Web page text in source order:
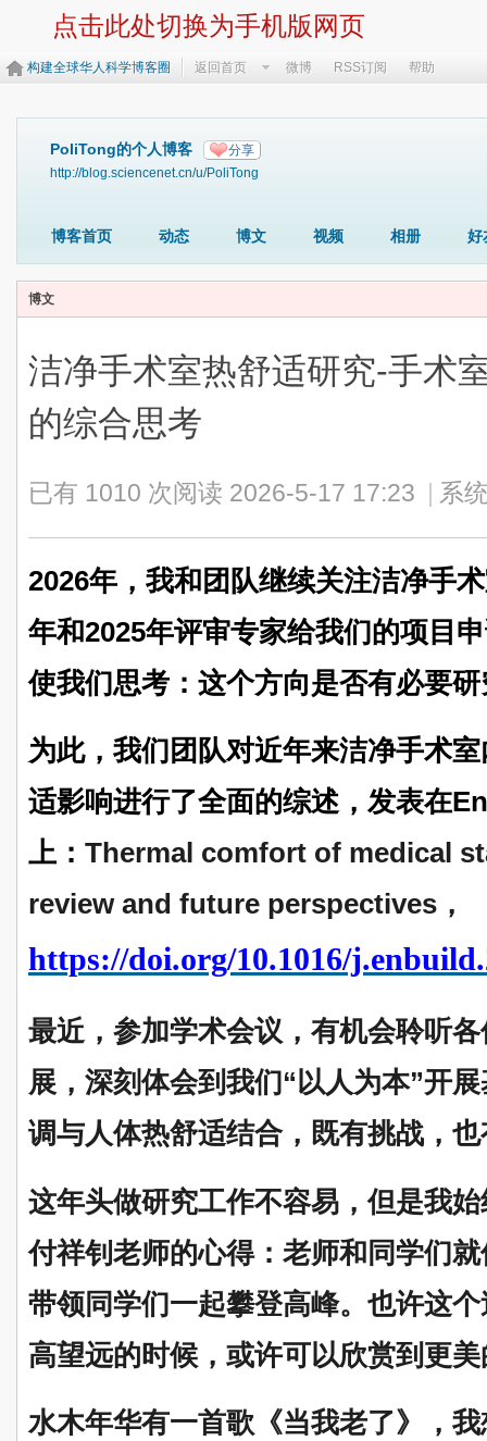
点击此处切换为手机版网页
构建全球华人科学博客圈 返回首页 微博 RSS订阅 帮助
PoliTong的个人博客 分享
http://blog.sciencenet.cn/u/PoliTong
博客首页 动态 博文 视频 相册 好
博文
洁净手术室热舒适研究-手术
的综合思考
已有 1010 次阅读 2026-5-17 17:23 系
2026年，我和团队继续关注洁净手
年和2025年评审专家给我们的项目
使我们思考：这个方向是否有必要
为此，我们团队对近年来洁净手术
适影响进行了全面的综述，发表在
上： Thermal comfort of medical
review and future perspectives，
https://doi.org/10.1016/
最近，参加学术会议，有机会聆听
展，深刻体会到我们“以人为本”开
调与人体热舒适结合，既有挑战，
这年头做研究工作不容易，但是我
付祥钊老师的心得：老师和同学们
带领同学们一起攀登高峰。也许这
高望远的时候，或许可以欣赏到更
水木年华有一首歌《当我老了》，